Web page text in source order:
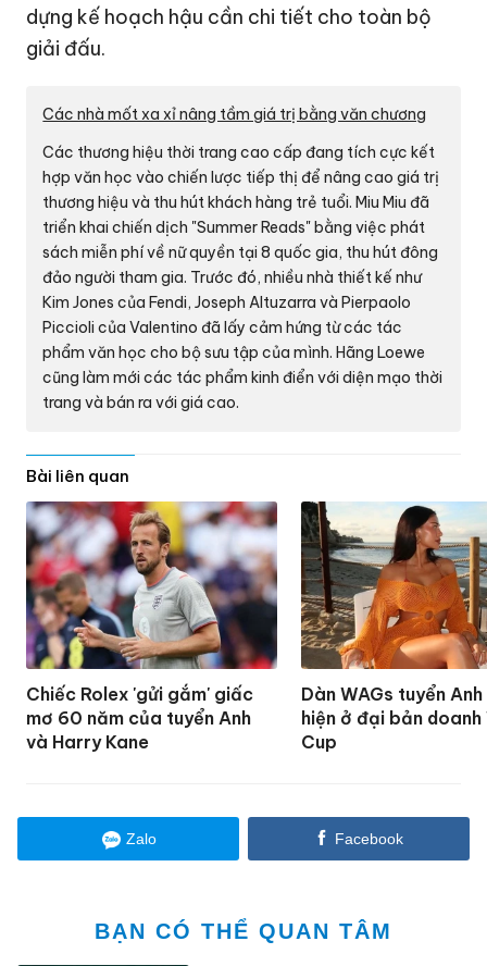
dựng kế hoạch hậu cần chi tiết cho toàn bộ
giải đấu.
Các nhà mốt xa xỉ nâng tầm giá trị bằng văn chương
Các thương hiệu thời trang cao cấp đang tích cực kết
hợp văn học vào chiến lược tiếp thị để nâng cao giá trị
thương hiệu và thu hút khách hàng trẻ tuổi. Miu Miu đã
triển khai chiến dịch "Summer Reads" bằng việc phát
sách miễn phí về nữ quyền tại 8 quốc gia, thu hút đông
đảo người tham gia. Trước đó, nhiều nhà thiết kế như
Kim Jones của Fendi, Joseph Altuzarra và Pierpaolo
Piccioli của Valentino đã lấy cảm hứng từ các tác
phẩm văn học cho bộ sưu tập của mình. Hãng Loewe
cũng làm mới các tác phẩm kinh điển với diện mạo thời
trang và bán ra với giá cao.
Bài liên quan
Chiếc Rolex 'gửi gắm' giấc
mơ 60 năm của tuyển Anh
và Harry Kane
Dàn WAGs tuyển
hiện ở đại bản
Cup
Zalo Facebook
BẠN CÓ THỂ QUAN TÂM